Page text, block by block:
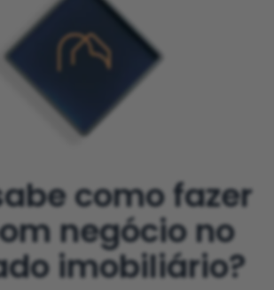
como fazer
negócio no
imobiliário?